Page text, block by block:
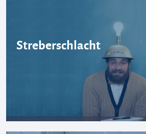
Streberschlacht